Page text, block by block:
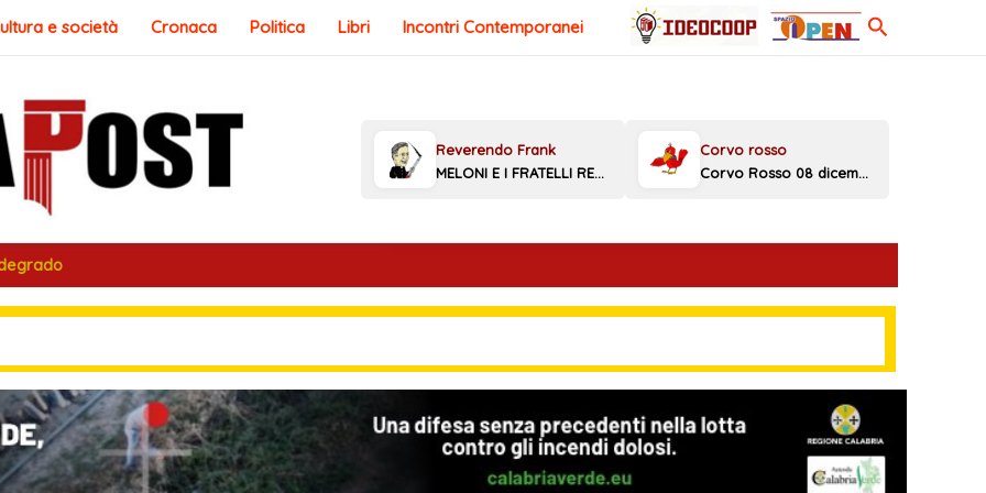
e società Cronaca Politica Libri Incontri Contemporanei Cerca
MELONI E I FRATELLI REGGINI Corvo Rosso 08 dicembre 2025